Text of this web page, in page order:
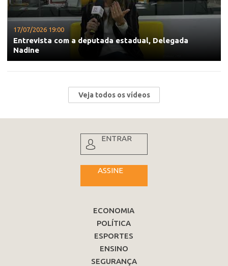
17/07/2026 19:00
Entrevista com a deputada estadual, Delegada
Nadine
Veja todos os vídeos
ENTRAR
ASSINE
ECONOMIA
POLÍTICA
ESPORTES
ENSINO
SEGURANÇA